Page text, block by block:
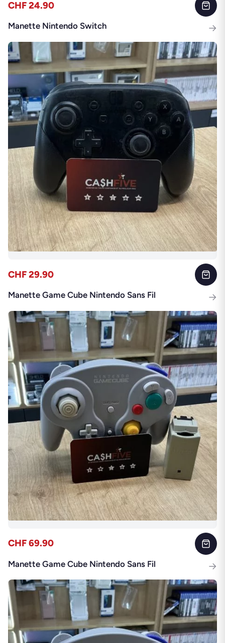
CHF 24.90
Manette Nintendo Switch →
CHF 29.90
Manette Game Cube Nintendo Sans Fil →
CHF 69.90
Manette Game Cube Nintendo Sans Fil →